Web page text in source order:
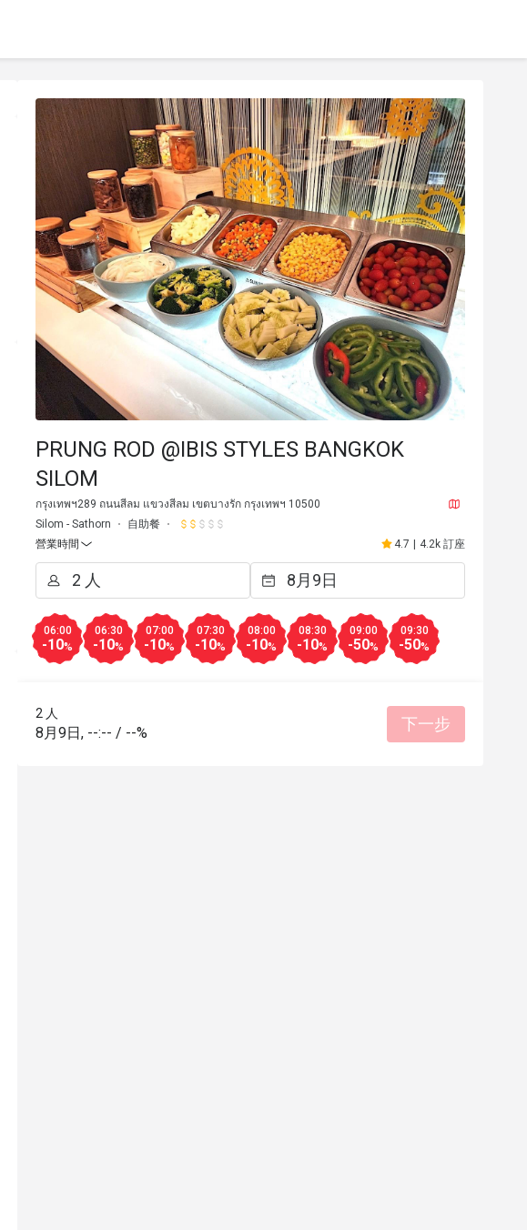
J
J*****r
2026年6月21日
ราคาดีมากอาหารหลากหลาย แนะนำเลยครับ
餐點美味 價位合理 態度親切 環境整潔
L
L*************t
適合聚餐
PRUNG ROD @IBIS STYLES BANGKOK
SILOM
กรุงเทพฯ289 ถนนสีลม แขวงสีลม เขตบางรัก กรุงเทพฯ 10500
Silom - Sathorn
自助餐
營業時間
4.7 4.2k 訂座
06:00
-10%
06:30
-10%
07:00
-10%
07:30
-10%
08:00
-10%
08:30
-10%
09:00
-50%
09:30
-50%
2 人
8月9日, --:-- / --% 下一步